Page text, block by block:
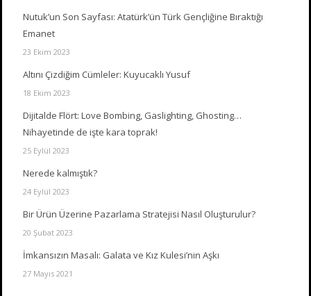
Nutuk’un Son Sayfası: Atatürk’ün Türk Gençliğine Bıraktığı
Emanet
23 Ekim 2023
Altını Çizdiğim Cümleler: Kuyucaklı Yusuf
18 Ekim 2023
Dijitalde Flört: Love Bombing, Gaslighting, Ghosting…
Nihayetinde de işte kara toprak!
25 Eylül 2023
Nerede kalmıştık?
24 Eylül 2023
Bir Ürün Üzerine Pazarlama Stratejisi Nasıl Oluşturulur?
20 Şubat 2023
İmkansızın Masalı: Galata ve Kız Kulesi’nin Aşkı
27 Mayıs 2021